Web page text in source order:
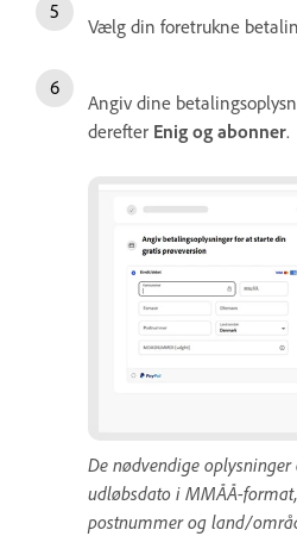
Vælg din foretrukne
Angiv dine
derefter Enig og abonner.
De nødvendige
udløbsdato i MMÅÅ-
postnummer og land/